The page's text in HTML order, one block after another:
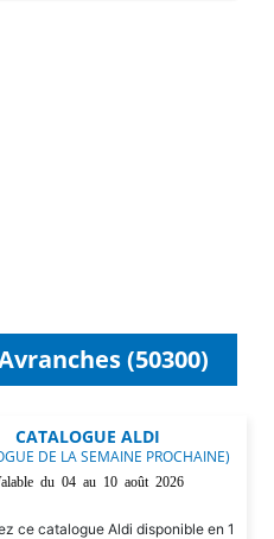
(50300)
CATALOGUE ALDI
DE LA SEMAINE PROCHAINE)
du 04 au 10 août 2026
ce catalogue Aldi disponible en 1